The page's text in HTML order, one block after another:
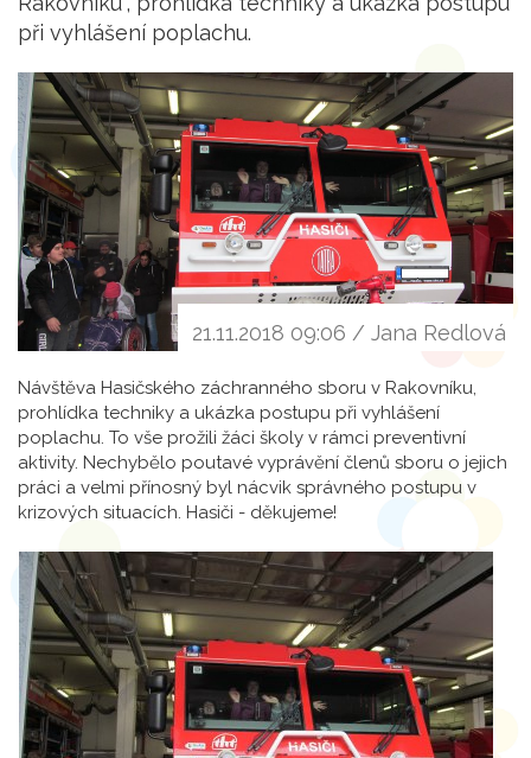
při vyhlášení poplachu.
21.11.2018 09:06 / Jana Redlová
Návštěva Hasičského záchranného sboru v Rakovníku,
prohlídka techniky a ukázka postupu při vyhlášení
poplachu. To vše prožili žáci školy v rámci preventivní
aktivity. Nechybělo poutavé vyprávění členů sboru o jejich
práci a velmi přínosný byl nácvik správného postupu v
krizových situacích. Hasiči - děkujeme!